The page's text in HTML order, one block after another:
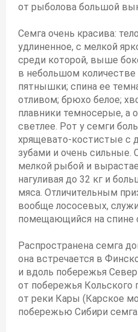
от рыболова большой
Семга очень красива:
удлиненное, с мелкой
среди которой, выше
в небольшом
пятнышки; спина ее
отливом; брюхо белое;
плавники темносерые, а
светлее. Рот у семги
хрящевато-костистые с
зубами и очень сильные.
мелкой рыбой и
нагуливая до 32 кг и
мяса. Отличительным
вообще лососевых,
помещающийся на спине
Распространена семга
она встречается в
и вдоль побережья
от побережья Кольского
от реки Кары (Карское
побережью Сибири семга